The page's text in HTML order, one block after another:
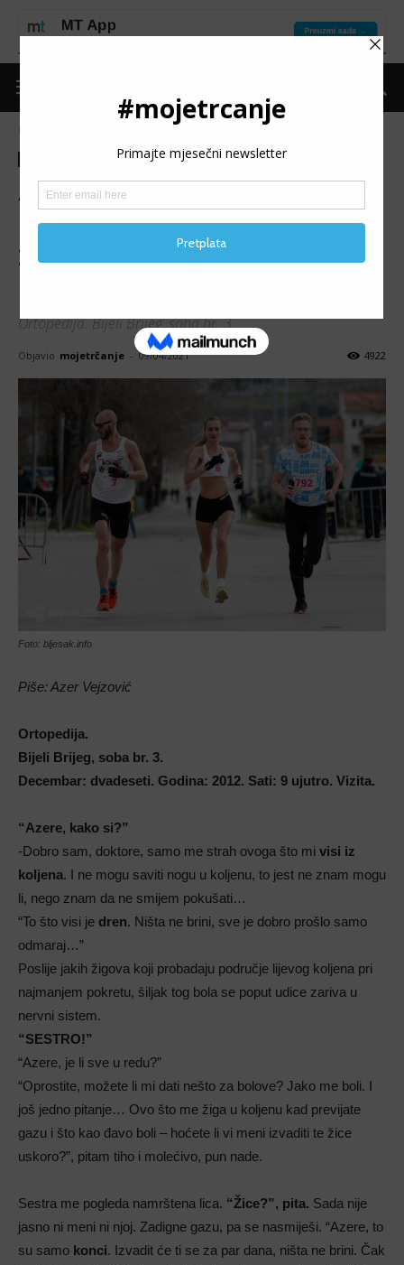
Moje iskustvo
AZER VEJZOVIĆ: Kako sam
broj dnevne norme cigareta
zamijenio istrčanim
Ortopedija. Bijeli Brijeg, soba br. 3.
Objavio mojetrčanje - 09/04/2021 4922
Foto: bljesak.info
Piše: Azer Vejzović
Ortopedija.
Bijeli Brijeg, soba br. 3.
Decembar: dvadeseti. Godina: 2012. Sati: 9 ujutro. Vizita.
“Azere, kako si?”
-Dobro sam, doktore, samo me strah ovoga što mi visi iz
koljena. I ne mogu saviti nogu u koljenu, to jest ne znam mogu
li, nego znam da ne smijem pokušati…
“To što visi je dren. Ništa ne brini, sve je dobro prošlo samo
odmaraj…”
Poslije jakih žigova koji probadaju područje lijevog koljena pri
najmanjem pokretu, šiljak tog bola se poput udice zariva u
nervni sistem.
“SESTRO!”
“Azere, je li sve u redu?”
“Oprostite, možete li mi dati nešto za bolove? Jako me boli. I
još jedno pitanje… Ovo što me žiga u koljenu kad previjate
gazu i što kao đavo boli – hoćete li vi meni izvaditi te žice
uskoro?”, pitam tiho i molećivo, pun nade.
Sestra me pogleda namrštena lica. “Žice?”, pita. Sada nije
jasno ni meni ni njoj. Zadigne gazu, pa se nasmiješi. “Azere, to
su samo konci. Izvadit će ti se za par dana, ništa ne brini. Čak